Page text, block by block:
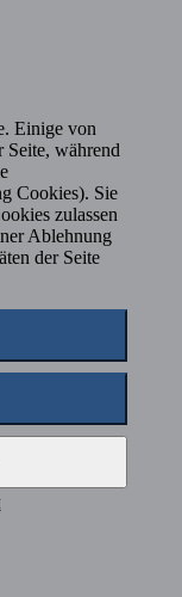
Einige von
Seite, während
Cookies). Sie
zulassen
Ablehnung
der Seite